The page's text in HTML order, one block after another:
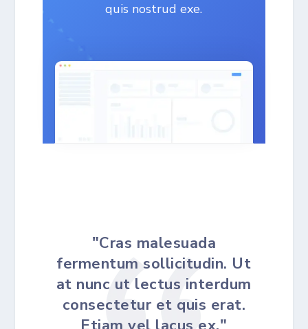
quis nostrud exe.
"Cras malesuada
fermentum sollicitudin. Ut
at nunc ut lectus interdum
consectetur et quis erat.